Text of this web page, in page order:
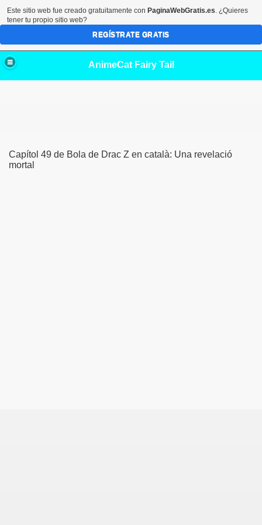
AnimeCat Fairy Tail
Capítol 49 de Bola de Drac Z en català: Una revelació
mortal
Este sitio web fue creado gratuitamente con PaginaWebGratis.es. ¿Quieres
tener tu propio sitio web?
REGÍSTRATE GRATIS